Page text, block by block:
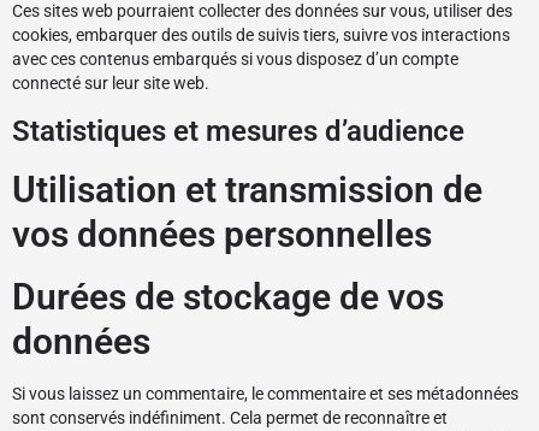
Ces sites web pourraient collecter des données sur vous, utiliser des
cookies, embarquer des outils de suivis tiers, suivre vos interactions
avec ces contenus embarqués si vous disposez d’un compte
connecté sur leur site web.
Statistiques et mesures d’audience
Utilisation et transmission de
vos données personnelles
Durées de stockage de vos
données
Si vous laissez un commentaire, le commentaire et ses métadonnées
sont conservés indéfiniment. Cela permet de reconnaître et